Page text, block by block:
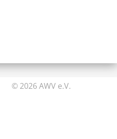
© 2026 AWV e.V.